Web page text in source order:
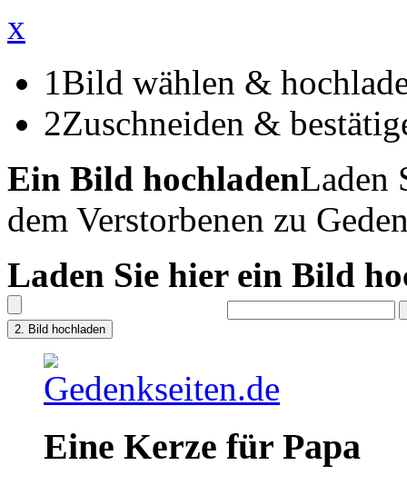
x
1Bild wählen &
2Zuschneiden &
Ein Bild hochladenLaden
dem Verstorbenen zu
Laden Sie hier ein Bild
Eine Kerze für Papa